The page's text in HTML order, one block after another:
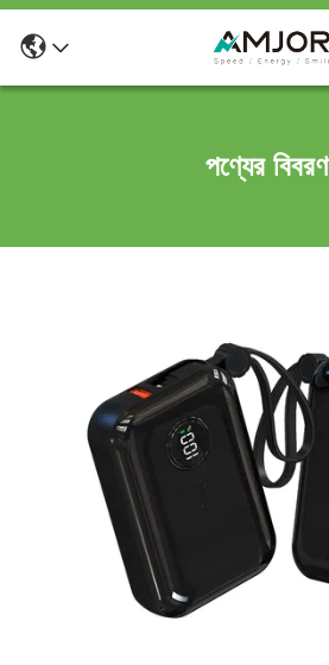
পণ্যের বিবরণ